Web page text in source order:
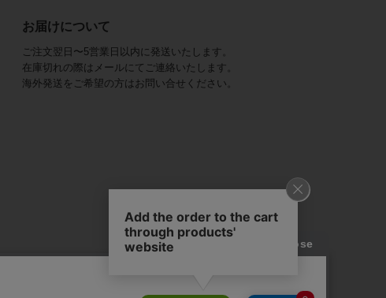
お届けについて
ご注文翌日〜5営業日以内に発送いたします。
在庫切れの際はメールにてご連絡いたします。
海外発送をご希望の方はお問い合せください。
アビステ)は、